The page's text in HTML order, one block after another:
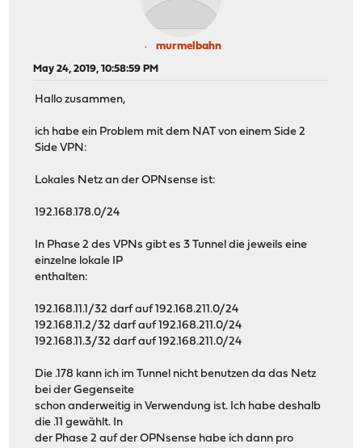
murmelbahn
May 24, 2019, 10:58:59 PM
Hallo zusammen,
ich habe ein Problem mit dem NAT von einem Side 2
Side VPN:
Lokales Netz an der OPNsense ist:
192.168.178.0/24
In Phase 2 des VPNs gibt es 3 Tunnel die jeweils eine
einzelne lokale IP
enthalten:
192.168.11.1/32 darf auf 192.168.211.0/24
192.168.11.2/32 darf auf 192.168.211.0/24
192.168.11.3/32 darf auf 192.168.211.0/24
Die .178 kann ich im Tunnel nicht benutzen da das Netz
bei der Gegenseite
schon anderweitig in Verwendung ist. Ich habe deshalb
die .11 gewählt. In
der Phase 2 auf der OPNsense habe ich dann pro